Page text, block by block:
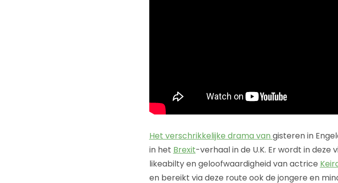
Het verschrikkelijke drama van gisteren in
in het Brexit-verhaal in de U.K. Er wordt in
likeabilty en geloofwaardigheid van actrice
en bereikt via deze route ook de jongere en